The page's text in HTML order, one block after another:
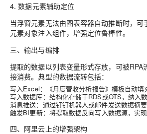
4. 数据元素辅助定位
当浮窗元素无法由图表容器自动推断时，可
元素对象注入组件，增强定位鲁棒性。
三、输出与编排
提取的数据以列表变量形式存放，可被RPA
接消费。典型的数据流转包括：
写入Excel：《月度营收分析报告》模板自动填
写入数据库：结构化存储于RDS或OTS，纳入
消息推送：通过钉钉机器人或邮件发送数据摘要
触发BI更新：将提取数据反向写入数据源，实
四、阿里云上的增强架构